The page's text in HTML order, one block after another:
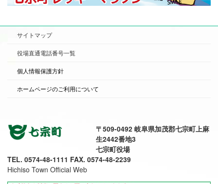
サイトマップ
役場直通電話番号一覧
個人情報保護方針
ホームページのご利用について
〒509-0492 岐阜県加茂郡七宗町上麻
生2442番地3
七宗町役場
TEL. 0574-48-1111 FAX. 0574-48-2239
Hichiso Town Official Web